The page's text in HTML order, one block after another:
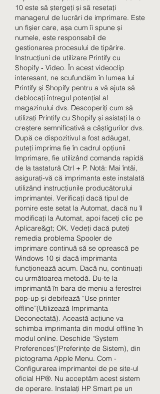
10 este să ștergeți și să resetați
managerul de lucrări de imprimare. Este
un fișier care, așa cum îi spune și
numele, este responsabil de
gestionarea procesului de tipărire.
Instrucțiuni de utilizare Printify cu
Shopify - Video. În acest videoclip
interesant, ne scufundăm în lumea lui
Printify și Shopify pentru a vă ajuta să
deblocați întregul potențial al
magazinului dvs. Descoperiți cum să
utilizați Printify cu Shopify și asistați la o
creștere semnificativă a câștigurilor dvs.
După ce dispozitivul a fost adăugat,
puteți imprima fie în cadrul opțiunii
Imprimare, fie utilizând comanda rapidă
de la tastatură Ctrl + P. Notă: Mai întâi,
asigurați-vă că imprimanta este instalată
utilizând instrucțiunile producătorului
imprimantei. Verificați dacă tipul de
pornire este setat la Automat, dacă nu îl
modificați la Automat, apoi faceți clic pe
Aplicare&gt; OK. Vedeți dacă puteți
remedia problema Spooler de
imprimare continuă să se oprească pe
Windows 10 și dacă imprimanta
funcționează acum. Dacă nu, continuați
cu următoarea metodă. Du-te la
imprimantă în bara de meniu a ferestrei
pop-up și debifează “Use printer
offline”(Utilizează Imprimanta
Deconectată). Această acțiune va
schimba imprimanta din modul offline în
modul online. Deschide “System
Preferences”(Preferințe de Sistem), din
pictograma Apple Menu. Com -
Configurarea imprimantei de pe site-ul
oficial HP®. Nu acceptăm acest sistem
de operare. Instalaţi HP Smart pe un